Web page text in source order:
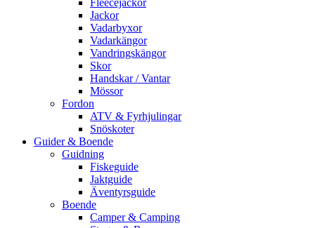
Jackor
Vadarbyxor
Vadarkängor
Vandringskängor
Skor
Handskar / Vantar
Mössor
Fordon
ATV & Fyrhjulingar
Snöskoter
Guider & Boende
Guidning
Fiskeguide
Jaktguide
Äventyrsguide
Boende
Camper & Camping